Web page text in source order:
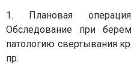
1. Плановая
Обследование при
патологию свертывания
пр.